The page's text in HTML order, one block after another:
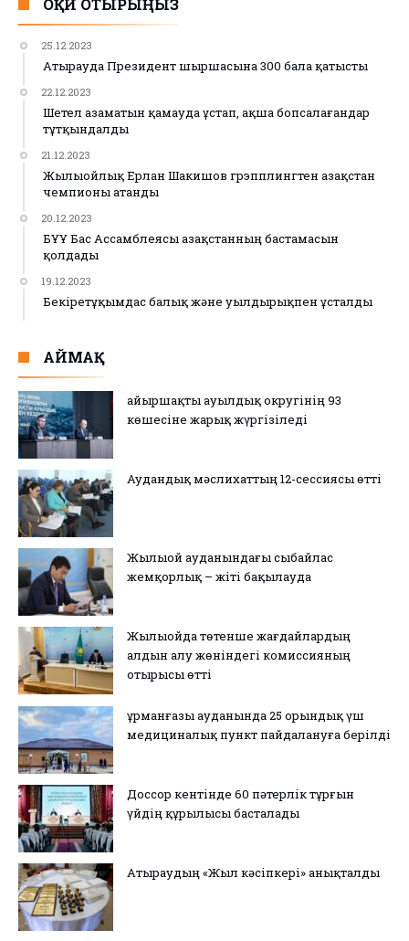
ОҚИ ОТЫРЫҢЫЗ
25.12.2023
Атырауда Президент шыршасына 300 бала қатысты
22.12.2023
Шетел азаматын қамауда ұстап, ақша бопсалағандар
тұтқындалды
21.12.2023
Жылыойлық Ерлан Шакишов грэпплингтен Қазақстан
чемпионы атанды
20.12.2023
БҰҰ Бас Ассамблеясы Қазақстанның бастамасын
қолдады
19.12.2023
Бекіретұқымдас балық және уылдырықпен ұсталды
АЙМАҚ
Қайыршақты ауылдық округінің 93
көшесіне жарық жүргізіледі
Аудандық мәслихаттың 12-сессиясы өтті
Жылыой ауданындағы сыбайлас
жемқорлық – жіті бақылауда
Жылыойда төтенше жағдайлардың
алдын алу жөніндегі комиссияның
отырысы өтті
Құрманғазы ауданында 25 орындық үш
медициналық пункт пайдалануға берілді
Доссор кентінде 60 пәтерлік тұрғын
үйдің құрылысы басталады
Атыраудың «Жыл кәсіпкері» анықталды